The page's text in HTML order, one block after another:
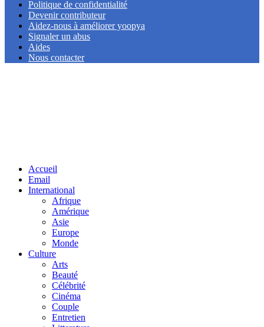
Politique de confidentialité
Devenir contributeur
Aidez-nous à améliorer yoopya
Signaler un abus
Aides
Nous contacter
Accueil
Email
International
Afrique
Amérique
Asie
Europe
Monde
Culture
Arts
Beauté
Célébrité
Cinéma
Couple
Entretien